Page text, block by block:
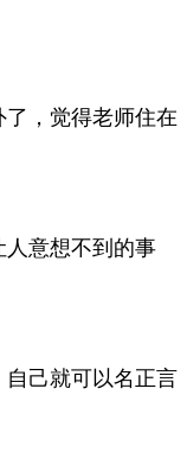
，觉得老师住在
意想不到的事
己就可以名正言